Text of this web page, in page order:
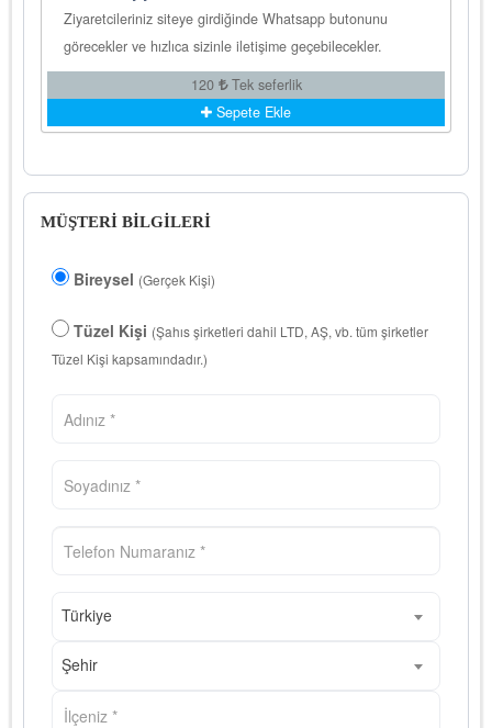
Ziyaretcileriniz siteye girdiğinde Whatsapp butonunu
görecekler ve hızlıca sizinle iletişime geçebilecekler.
120
Tek seferlik
Sepete Ekle
MÜŞTERİ BİLGİLERİ
Bireysel (Gerçek Kişi)
Tüzel Kişi (Şahıs şirketleri dahil LTD, AŞ, vb. tüm şirketler
Tüzel Kişi kapsamındadır.)
Türkiye
Şehir